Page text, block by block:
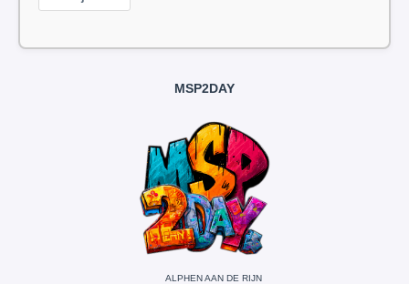
MSP2DAY
ALPHEN AAN DE RIJN